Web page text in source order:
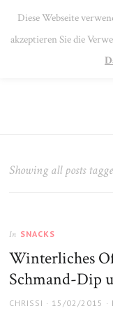
MENU
Showing all posts
In SNACKS
Winterliches
Schmand-Dip
AUTHOR
CHRISSI
POSTED
15/02/2015
Diese Webseite
akzeptieren Sie die